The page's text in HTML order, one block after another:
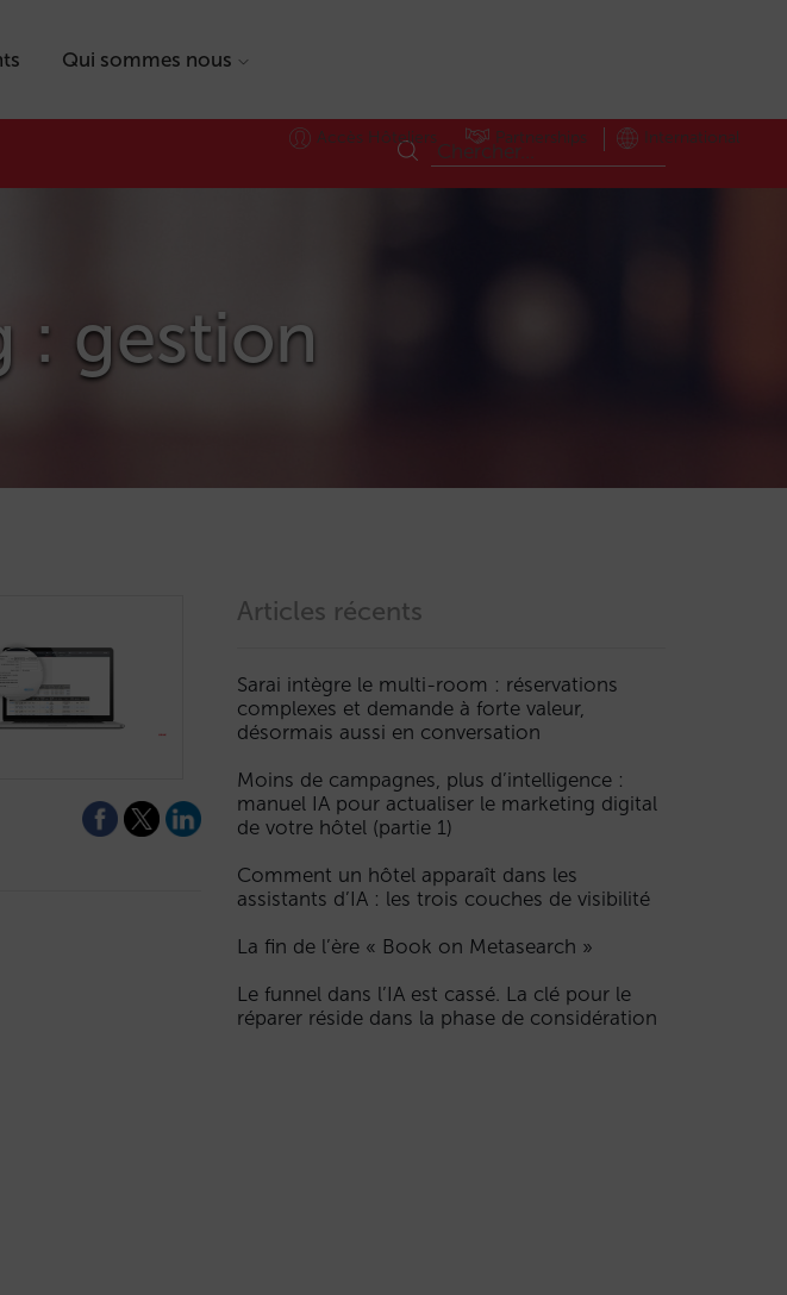
Qui sommes nous
Accès Hôteliers Partnerships International
: gestion
Articles récents
Sarai intègre le multi-room : réservations
complexes et demande à forte valeur,
désormais aussi en conversation
Moins de campagnes, plus d’intelligence :
manuel IA pour actualiser le marketing digital
de votre hôtel (partie 1)
Comment un hôtel apparaît dans les
assistants d’IA : les trois couches de visibilité
La fin de l’ère « Book on Metasearch »
Le funnel dans l’IA est cassé. La clé pour le
réparer réside dans la phase de considération